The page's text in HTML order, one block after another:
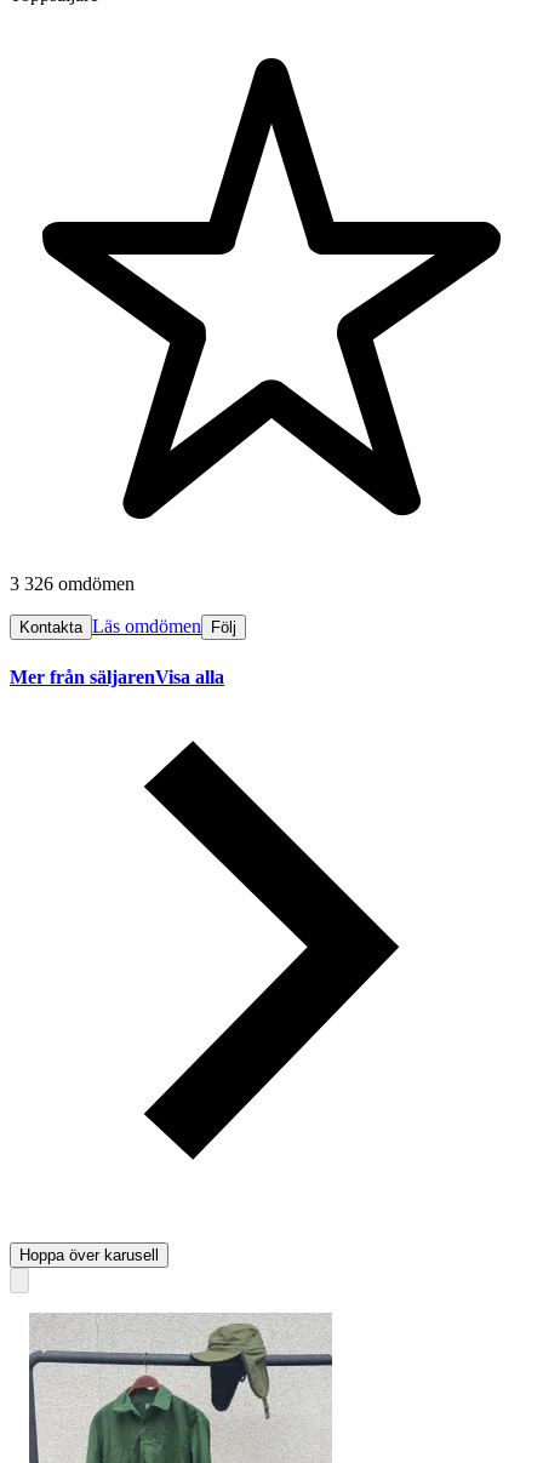
3 326 omdömen
Kontakta Läs omdömen Följ
Mer från säljarenVisa alla
Hoppa över karusell